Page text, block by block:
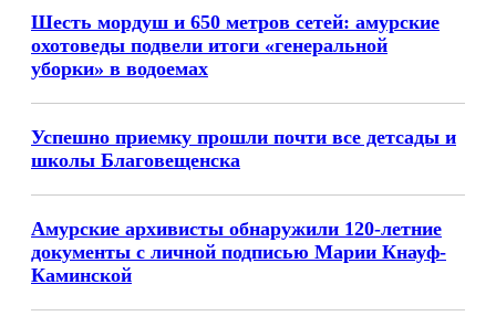
Шесть мордуш и 650 метров сетей: амурские
охотоведы подвели итоги «генеральной
уборки» в водоемах
Успешно приемку прошли почти все детсады и
школы Благовещенска
Амурские архивисты обнаружили 120-летние
документы с личной подписью Марии Кнауф-
Каминской